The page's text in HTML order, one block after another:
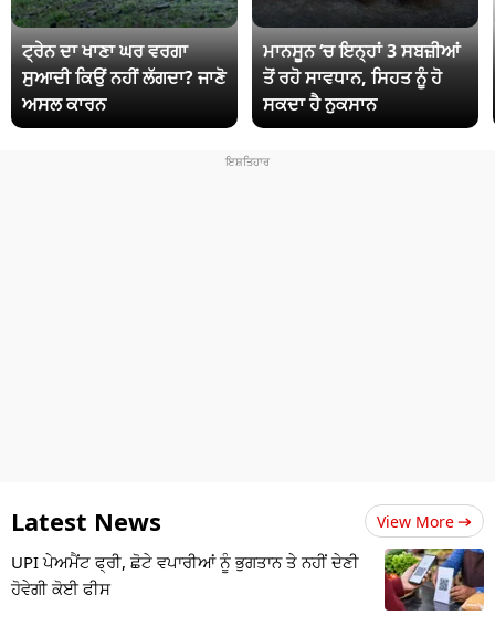
ਟ੍ਰੇਨ ਦਾ ਖਾਣਾ ਘਰ ਵਰਗਾ
ਸੁਆਦੀ ਕਿਉਂ ਨਹੀਂ ਲੱਗਦਾ? ਜਾਣੋ
ਅਸਲ ਕਾਰਨ
ਮਾਨਸੂਨ ‘ਚ ਇਨ੍ਹਾਂ 3 ਸਬਜ਼ੀਆਂ
ਤੋਂ ਰਹੋ ਸਾਵਧਾਨ, ਸਿਹਤ ਨੂੰ ਹੋ
ਸਕਦਾ ਹੈ ਨੁਕਸਾਨ
Latest News View More
UPI ਪੇਅਮੈਂਟ ਫ੍ਰੀ, ਛੋਟੇ ਵਪਾਰੀਆਂ ਨੂੰ ਭੁਗਤਾਨ ਤੇ ਨਹੀਂ ਦੇਣੀ
ਹੋਵੇਗੀ ਕੋਈ ਫੀਸ